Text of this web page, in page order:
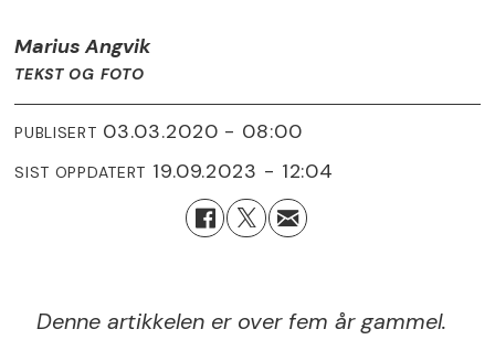
Marius Angvik
TEKST OG FOTO
PUBLISERT 03.03.2020 - 08:00
SIST OPPDATERT 19.09.2023 - 12:04
Denne artikkelen er over fem år gammel.